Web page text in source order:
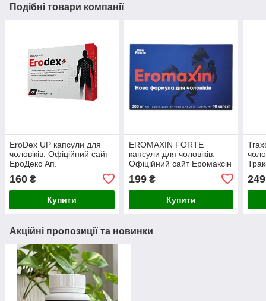
Подібні товари компанії
EroDex UP капсули для
чоловіків. Офіційний сайт
ЕроДекс Ап.
160 ₴
Купити
EROMAXIN FORTE
капсули для чоловіків.
Офіційний сайт Еромаксін
199₴
Купити
249
Акційні пропозиції та новинки